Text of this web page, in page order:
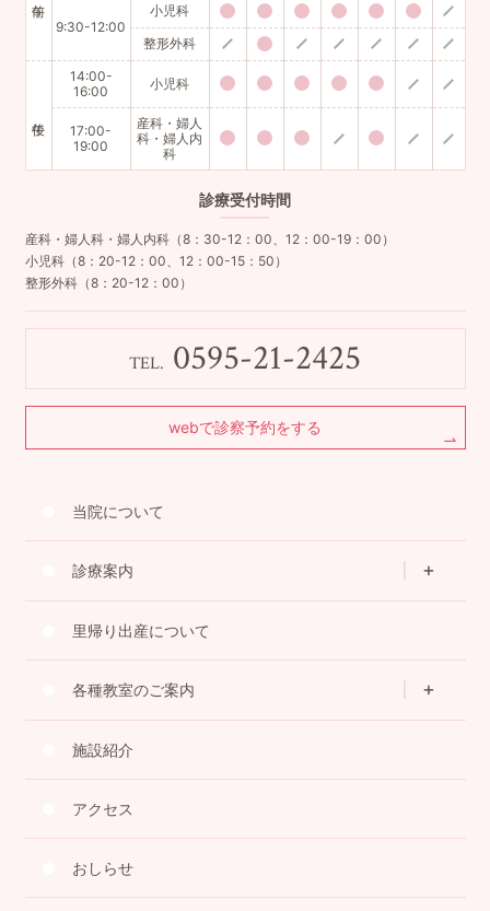
9:30-12:00
小児科
整形外科
14:00-
16:00
小児科
17:00-
19:00
産科・婦人
科・婦人内
科
診療受付時間
産科・婦人科・婦人内科（8：30-12：00、12：00-19：00）
小児科（8：20-12：00、12：00-15：50）
整形外科（8：20-12：00）
TEL. 0595-21-2425
webで診察予約をする
当院について
診療案内
里帰り出産について
各種教室のご案内
施設紹介
アクセス
おしらせ